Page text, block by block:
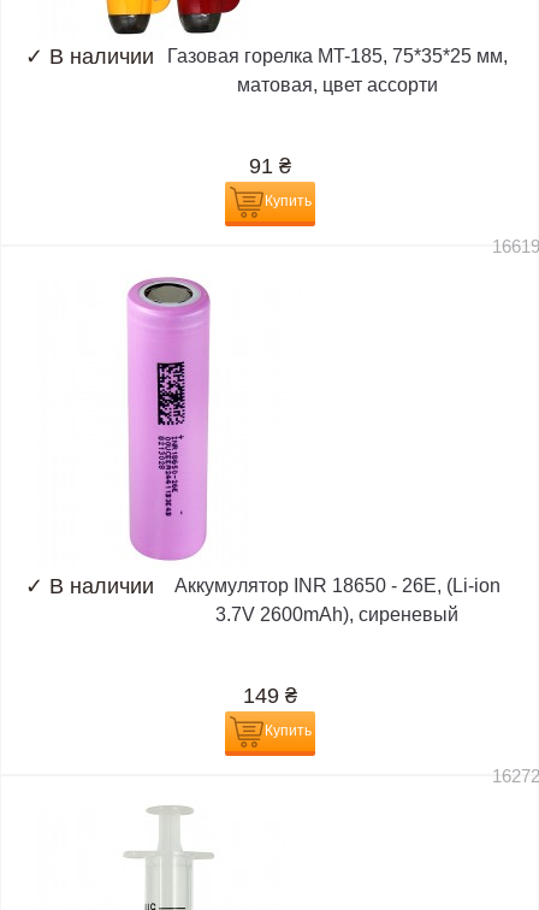
✓ В наличии
Газовая горелка MT-185, 75*35*25 мм,
матовая, цвет ассорти
91 ₴
Купить
✓ В наличии
Аккумулятор INR 18650 - 26E, (Li-ion
3.7V 2600mAh), сиреневый
149 ₴
Купить